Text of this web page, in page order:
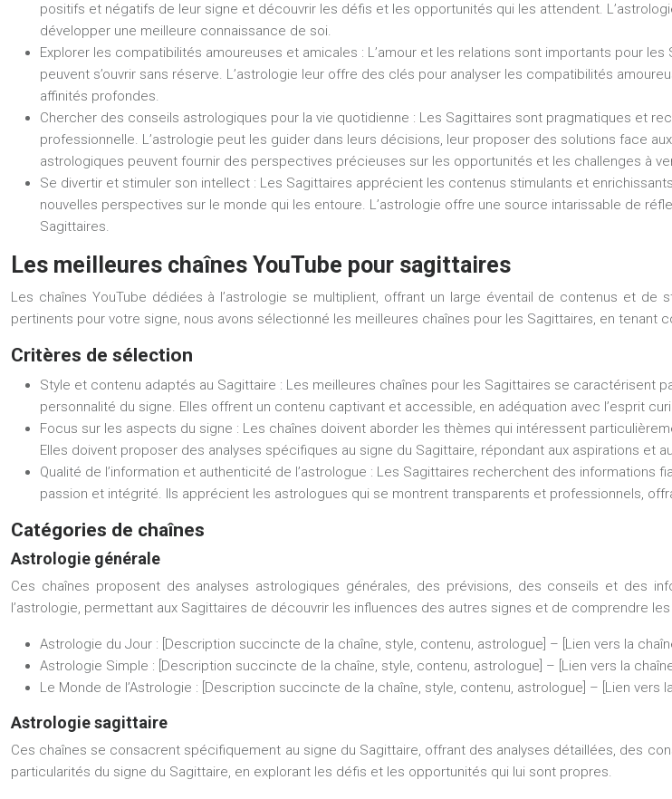
positifs et négatifs de leur signe et découvrir les défis et les opportunités qui les attendent.
développer une meilleure connaissance de soi.
Explorer les compatibilités amoureuses et amicales : L’amour et les relations sont importants pour
peuvent s’ouvrir sans réserve. L’astrologie leur offre des clés pour analyser les compatibilités
affinités profondes.
Chercher des conseils astrologiques pour la vie quotidienne : Les Sagittaires sont pragmatiques et
professionnelle. L’astrologie peut les guider dans leurs décisions, leur proposer des solutions face
astrologiques peuvent fournir des perspectives précieuses sur les opportunités et les challenges à
Se divertir et stimuler son intellect : Les Sagittaires apprécient les contenus stimulants et
nouvelles perspectives sur le monde qui les entoure. L’astrologie offre une source intarissable de
Sagittaires.
Les meilleures chaînes YouTube pour sagittaires
Les chaînes YouTube dédiées à l’astrologie se multiplient, offrant un large éventail de contenus et
pertinents pour votre signe, nous avons sélectionné les meilleures chaînes pour les Sagittaires, en tenant
Critères de sélection
Style et contenu adaptés au Sagittaire : Les meilleures chaînes pour les Sagittaires se caractérisent
personnalité du signe. Elles offrent un contenu captivant et accessible, en adéquation avec l’esprit
Focus sur les aspects du signe : Les chaînes doivent aborder les thèmes qui intéressent
Elles doivent proposer des analyses spécifiques au signe du Sagittaire, répondant aux aspirations et
Qualité de l’information et authenticité de l’astrologue : Les Sagittaires recherchent des informations
passion et intégrité. Ils apprécient les astrologues qui se montrent transparents et professionnels,
Catégories de chaînes
Astrologie générale
Ces chaînes proposent des analyses astrologiques générales, des prévisions, des conseils et des
l’astrologie, permettant aux Sagittaires de découvrir les influences des autres signes et de comprendre
Astrologie du Jour : [Description succincte de la chaîne, style, contenu, astrologue] – [Lien vers la
Astrologie Simple : [Description succincte de la chaîne, style, contenu, astrologue] – [Lien vers la
Le Monde de l’Astrologie : [Description succincte de la chaîne, style, contenu, astrologue] – [Lien vers
Astrologie sagittaire
Ces chaînes se consacrent spécifiquement au signe du Sagittaire, offrant des analyses détaillées, des
particularités du signe du Sagittaire, en explorant les défis et les opportunités qui lui sont propres.